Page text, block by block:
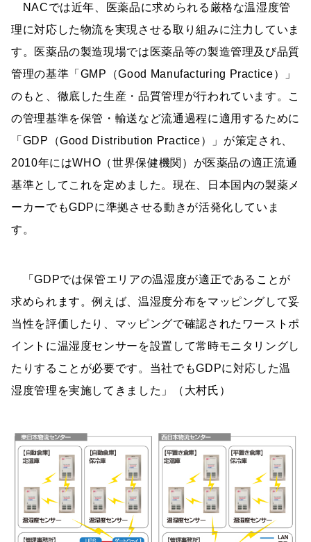
NACでは近年、医薬品に求められる厳格な温湿度管
理に対応した物流を実現させる取り組みに注力していま
す。医薬品の製造現場では医薬品等の製造管理及び品質
管理の基準「GMP（Good Manufacturing Practice）」
のもと、徹底した生産・品質管理が行われています。こ
の管理基準を保管・輸送など流通過程に適用するために
「GDP（Good Distribution Practice）」が策定され、
2010年にはWHO（世界保健機関）が医薬品の適正流通
基準としてこれを定めました。現在、日本国内の製薬メ
ーカーでもGDPに準拠させる動きが活発化していま
す。
「GDPでは保管エリアの温湿度が適正であることが
求められます。例えば、温湿度分布をマッピングして妥
当性を評価したり、マッピングで確認されたワーストポ
イントに温湿度センサーを設置して常時モニタリングし
たりすることが必要です。当社でもGDPに対応した温
湿度管理を実施してきました」（大村氏）